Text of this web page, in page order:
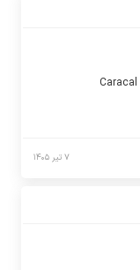
۷ تیر ۱۴۰۵